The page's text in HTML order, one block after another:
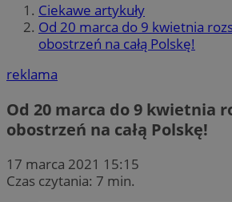
Ciekawe artykuły
Od 20 marca do 9 kwietnia
obostrzeń na całą Polskę!
reklama
Od 20 marca do 9 kwietnia
obostrzeń na całą Polskę!
17 marca 2021 15:15
Czas czytania: 7 min.